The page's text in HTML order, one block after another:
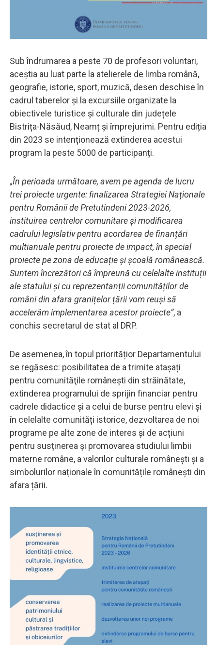
Sub îndrumarea a peste 70 de profesori voluntari,
aceștia au luat parte la atelierele de limba română,
geografie, istorie, sport, muzică, desen deschise în
cadrul taberelor și la excursiile organizate la
obiectivele turistice și culturale din județele
Bistrița-Năsăud, Neamț și împrejurimi. Pentru ediția
din 2023 se intenționează extinderea acestui
program la peste 5000 de participanți.
„În perioada următoare, avem pe agenda de lucru
trei proiecte urgente: finalizarea Strategiei Naționale
pentru Românii de Pretutindeni 2023-2026,
instituirea centrelor comunitare și modificarea
cadrului legislativ pentru acordarea de finanțări
multianuale pentru proiecte de impact, în special
proiecte pe zona de educație și școală românească.
Suntem încrezători că împreună cu celelalte instituții
ale statului și cu reprezentanții comunităților de
români din afara granițelor țării vom reuși să
accelerăm implementarea acestor proiecte”, a
conchis secretarul de stat al DRP.
De asemenea, în topul prioritățior Departamentului
se regăsesc: posibilitatea de a trimite atașați
pentru comunităţile româneşti din străinătate,
extinderea programului de sprijin financiar pentru
cadrele didactice și a celui de burse pentru elevi și
în celelalte comunități istorice, dezvoltarea de noi
programe pe alte zone de interes și de acțiuni
pentru susținerea și promovarea studiului limbii
materne române, a valorilor culturale românești și a
simbolurilor naționale în comunitățile românești din
afara țării.